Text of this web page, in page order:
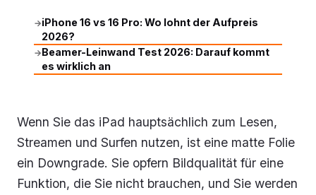
→iPhone 16 vs 16 Pro: Wo lohnt der Aufpreis
2026?
→Beamer-Leinwand Test 2026: Darauf kommt
es wirklich an
Wenn Sie das iPad hauptsächlich zum Lesen,
Streamen und Surfen nutzen, ist eine matte Folie
ein Downgrade. Sie opfern Bildqualität für eine
Funktion, die Sie nicht brauchen, und Sie werden